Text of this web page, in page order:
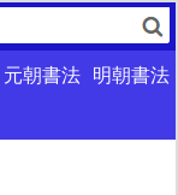
元朝書法
明朝書法